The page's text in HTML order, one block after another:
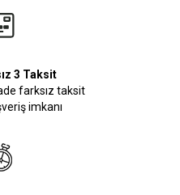
3 Taksit
farksız taksit
imkanı